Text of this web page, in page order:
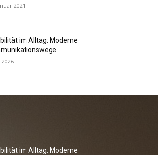
2021
im Alltag: Moderne
2026
im Alltag: Moderne